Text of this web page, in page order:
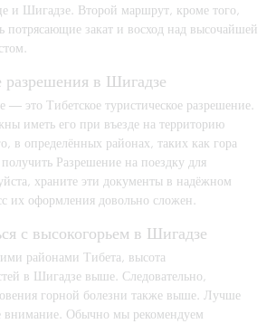
и Шигадзе. Второй маршрут, кроме того,
потрясающие закат и восход над высочайшей
в Шигадзе
— это Тибетское туристическое разрешение.
иметь его при въезде на территорию
в определённых районах, таких как гора
Разрешение на поездку для
храните эти документы в надёжном
их оформления довольно сложен.
с высокогорьем в Шигадзе
районами Тибета, высота
в Шигадзе выше. Следовательно,
горной болезни также выше. Лучше
внимание. Обычно мы рекомендуем